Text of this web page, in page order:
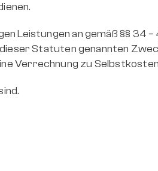
Leistungen an gemäß §§ 34 –
Statuten genannten
Verrechnung zu